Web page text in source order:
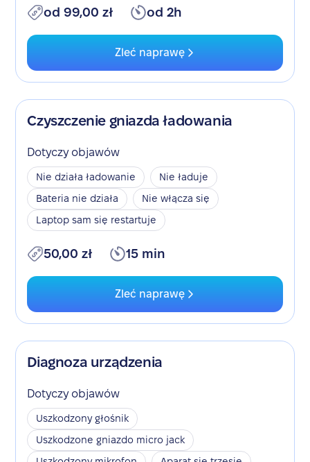
od 99,00 zł od 2h
Zleć naprawę
Czyszczenie gniazda ładowania
Dotyczy objawów
Nie działa ładowanie
Nie ładuje
Bateria nie działa
Nie włącza się
Laptop sam się restartuje
50,00 zł 15 min
Zleć naprawę
Diagnoza urządzenia
Dotyczy objawów
Uszkodzony głośnik
Uszkodzone gniazdo micro jack